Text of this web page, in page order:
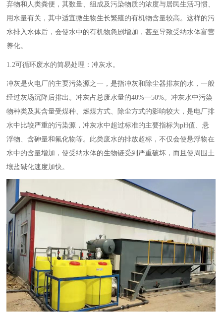
弃物和人类粪便，其数量、组成及污染物质的浓度与居民生活习惯、
用水量有关，其中适宜微生物生长繁殖的有机物含量较高。这样的污
水排入水体后，会使水中的有机物急剧增加，甚至导致受纳水体富营
养化。
1.2可循环废水的简易处理：冲灰水。
冲灰是火电厂的主要污染源之一，是指冲灰和除尘器排灰的水，一般
经过灰场沉降后排出。冲灰占总废水量的40%一50%。冲灰水中污染
物种类及其含量受煤种、燃煤方式、除尘方式的影响较大，是电厂排
水中比较严重的污染源，冲灰水中超过标准的主要指标为pH值、悬
浮物、含砷量和氟化物等。此类废水的排放超标，不仅会使悬浮物在
水中的含量增加，使受纳水体的生物链受到严重破坏，而且使周围土
壤盐碱化速度加快。